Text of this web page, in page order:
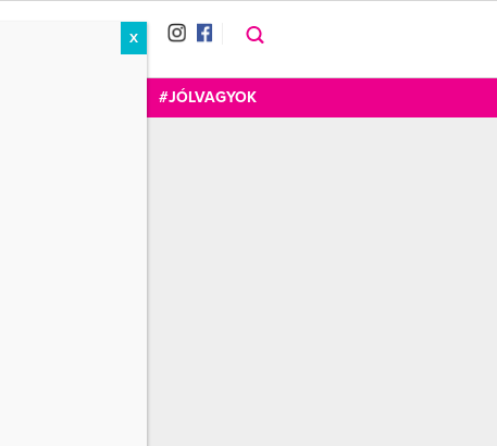
#JÓLVAGYOK
X